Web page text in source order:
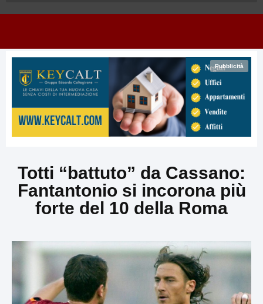
Pubblicità
Totti “battuto” da Cassano:
Fantantonio si incorona più
forte del 10 della Roma